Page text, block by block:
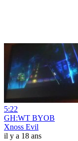
5:22
GH:WT BYOB
Xnoss Evil
il y a 18 ans